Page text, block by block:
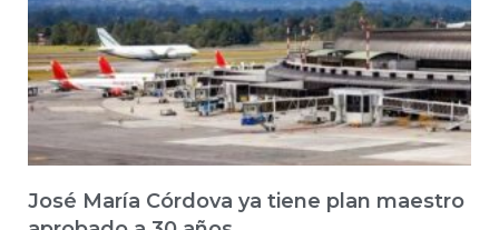
José María Córdova ya tiene plan maestro